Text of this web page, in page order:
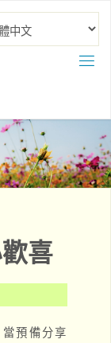
喜
當預備分享